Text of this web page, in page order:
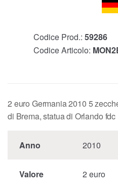
Codice Prod.: 59286
Codice Articolo:
2 euro Germania 2010 5
di Brema, statua di Orlando fdc
Anno 2010
Valore 2 euro